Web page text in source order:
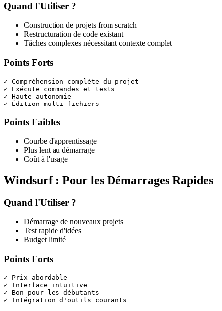
Quand l'Utiliser ?
Construction de projets from scratch
Restructuration de code existant
Tâches complexes nécessitant contexte complet
Points Forts
✓ Compréhension complète du projet
✓ Exécute commandes et tests
✓ Haute autonomie
Points Faibles
Courbe d'apprentissage
Plus lent au démarrage
Coût à l'usage
Windsurf : Pour les Démarrages Rapides
Quand l'Utiliser ?
Démarrage de nouveaux projets
Test rapide d'idées
Budget limité
Points Forts
✓ Prix abordable
✓ Interface intuitive
✓ Bon pour les débutants